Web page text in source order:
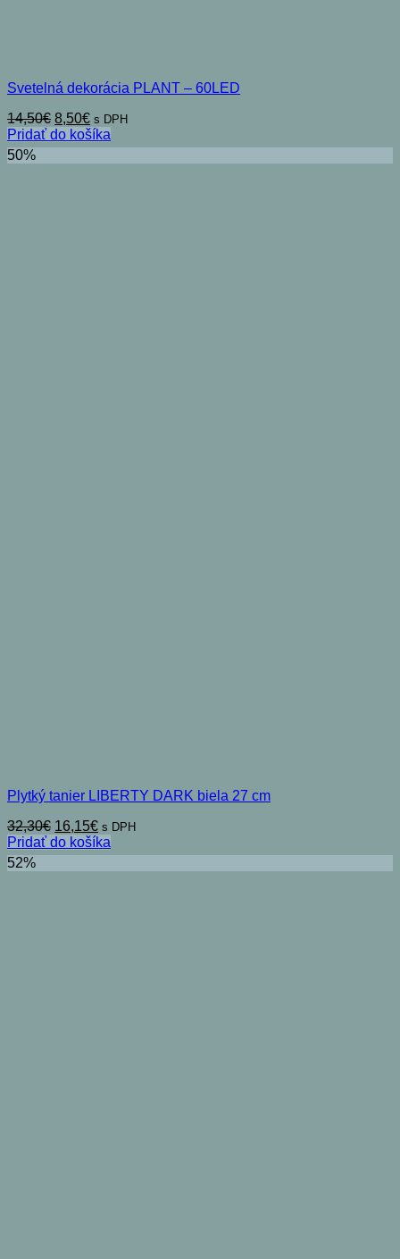
Svetelná dekorácia PLANT – 60LED
14,50€ Pôvodná
cena
bola:
14,50€.
8,50€Aktuálna
cena
je:
8,50€.
s DPH
Pridať do košíka
50%
Plytký tanier LIBERTY DARK biela 27 cm
32,30€ Pôvodná
cena
bola:
32,30€.
16,15€Aktuálna
cena
je:
16,15€.
s DPH
Pridať do košíka
52%